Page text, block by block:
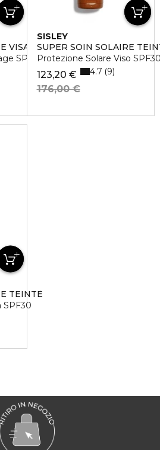
VISAGE SPF 30
SPF 30
SISLEY
SUPER SOIN SOLAIRE
Protezione Solare Viso
123,20 €
176,00 €
4.7 9
TEINTÈ
SPF30